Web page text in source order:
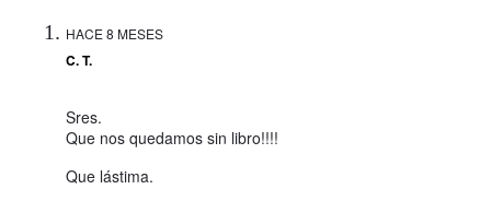
HACE 8 MESES
C. T.
Sres.
Que nos quedamos sin libro!!!!
Que lástima.